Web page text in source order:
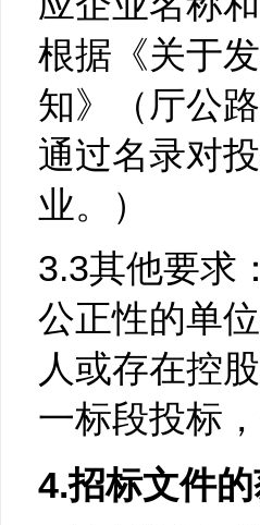
根据《关于
知》（厅公
通过名录对
业。）
3.3其他要求
公正性的单
人或存在控
一标段投标
4.招标文件